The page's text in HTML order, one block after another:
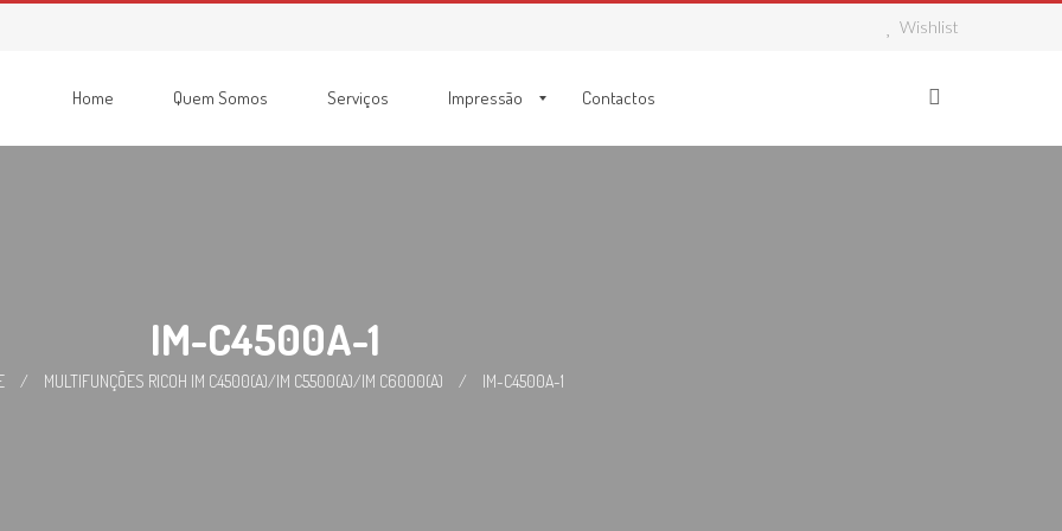
Wishlist
Home Quem Somos Serviços Impressão Contactos
IM-C4500A-1
/ MULTIFUNÇÕES RICOH IM C4500(A)/IM C5500(A)/IM C6000(A) / IM-C4500A-1